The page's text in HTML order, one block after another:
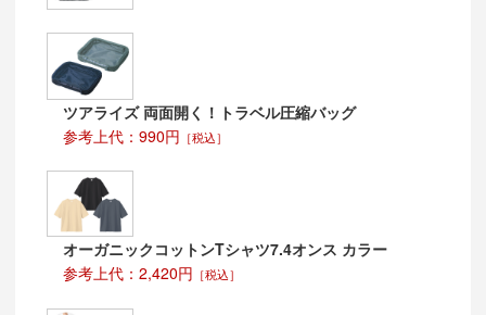
ツアライズ 両面開く！トラベル圧縮バッグ
参考上代：990円 ［税込］
オーガニックコットンTシャツ7.4オンス カラー
参考上代：2,420円 ［税込］